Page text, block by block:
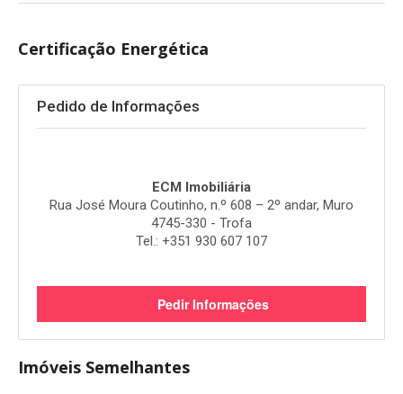
Certificação Energética
Pedido de Informações
ECM Imobiliária
Rua José Moura Coutinho, n.º 608 – 2º andar, Muro
4745-330 - Trofa
Tel.: +351 930 607 107
Pedir Informações
Imóveis Semelhantes